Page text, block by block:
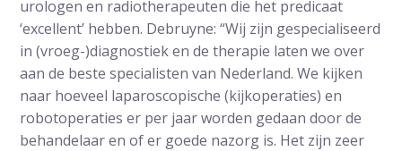
urologen en radiotherapeuten die het predicaat
‘excellent’ hebben. Debruyne: “Wij zijn gespecialiseerd
in (vroeg-)diagnostiek en de therapie laten we over
aan de beste specialisten van Nederland. We kijken
naar hoeveel laparoscopische (kijkoperaties) en
robotoperaties er per jaar worden gedaan door de
behandelaar en of er goede nazorg is. Het zijn zeer